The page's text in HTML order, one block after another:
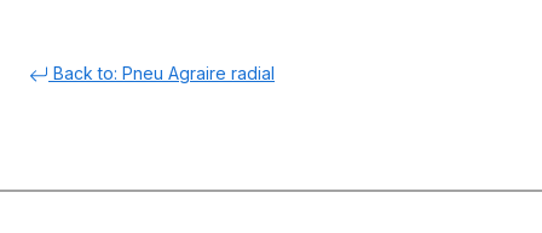
Back to: Pneu Agraire radial